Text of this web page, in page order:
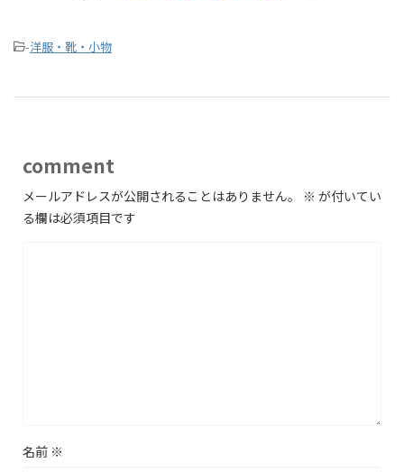
-洋服・靴・小物
comment
メールアドレスが公開されることはありません。 ※ が付いてい
る欄は必須項目です
名前 ※